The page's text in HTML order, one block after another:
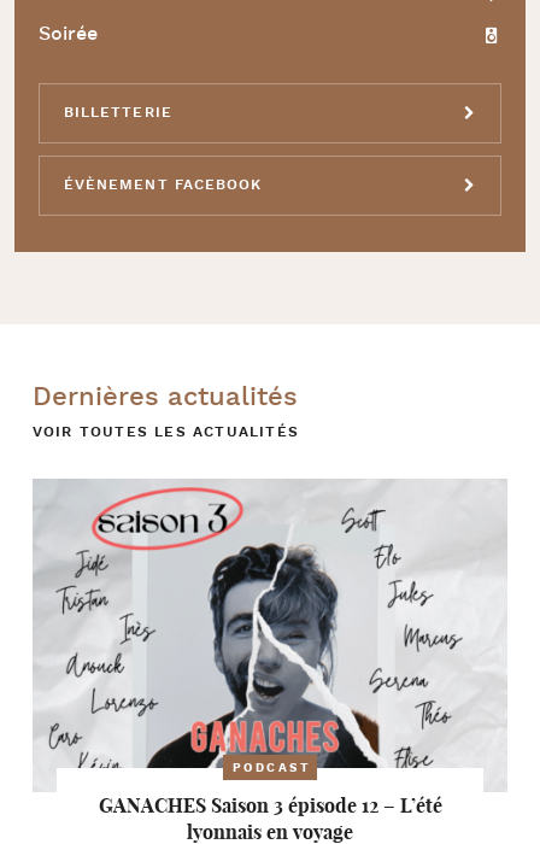
Soirée
BILLETTERIE
ÉVÈNEMENT FACEBOOK
Dernières actualités
VOIR TOUTES LES ACTUALITÉS
PODCAST
GANACHES Saison 3 épisode 12 – L’été
lyonnais en voyage